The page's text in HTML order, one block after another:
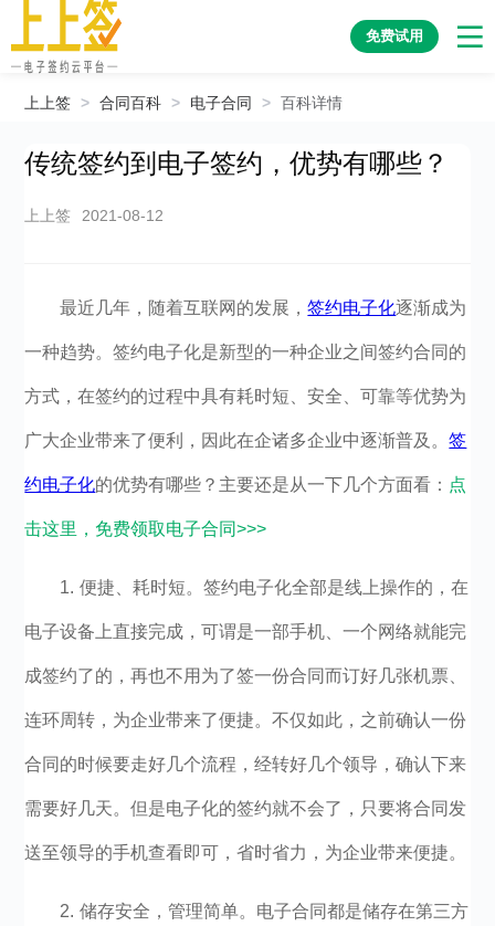
免费试用
上上签 > 合同百科 > 电子合同 > 百科详情
传统签约到电子签约，优势有哪些？
上上签 2021-08-12
最近几年，随着互联网的发展，签约电子化逐渐成为
一种趋势。签约电子化是新型的一种企业之间签约合同的
方式，在签约的过程中具有耗时短、安全、可靠等优势为
广大企业带来了便利，因此在企诸多企业中逐渐普及。签
约电子化的优势有哪些？主要还是从一下几个方面看： 点
击这里，免费领取电子合同>>>
1. 便捷、耗时短。签约电子化全部是线上操作的，在
电子设备上直接完成，可谓是一部手机、一个网络就能完
成签约了的，再也不用为了签一份合同而订好几张机票、
连环周转，为企业带来了便捷。不仅如此，之前确认一份
合同的时候要走好几个流程，经转好几个领导，确认下来
需要好几天。但是电子化的签约就不会了，只要将合同发
送至领导的手机查看即可，省时省力，为企业带来便捷。
2. 储存安全，管理简单。电子合同都是储存在第三方